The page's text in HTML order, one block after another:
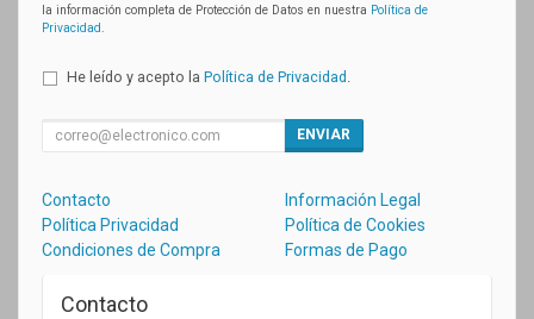
la información completa de Protección de Datos en nuestra Política de
Privacidad.
He leído y acepto la Política de Privacidad .
ENVIAR
Contacto
Información Legal
Política Privacidad
Política de Cookies
Condiciones de Compra
Formas de Pago
Contacto